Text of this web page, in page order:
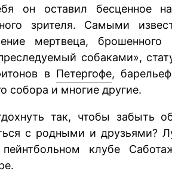
он оставил бесценное
зрителя. Самыми
мертвеца,
собаками»,
в Петергофе,
собора и многие другие.
так, чтобы забыть
с родными и друзьями?
клубе